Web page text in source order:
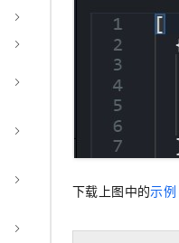
下载上图中的示例